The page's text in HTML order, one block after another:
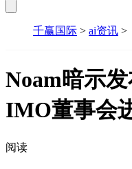
千赢国际 > ai资讯 >
Noam暗示
IMO董事会
阅读